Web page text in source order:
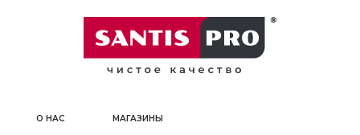
О НАС МАГАЗИНЫ